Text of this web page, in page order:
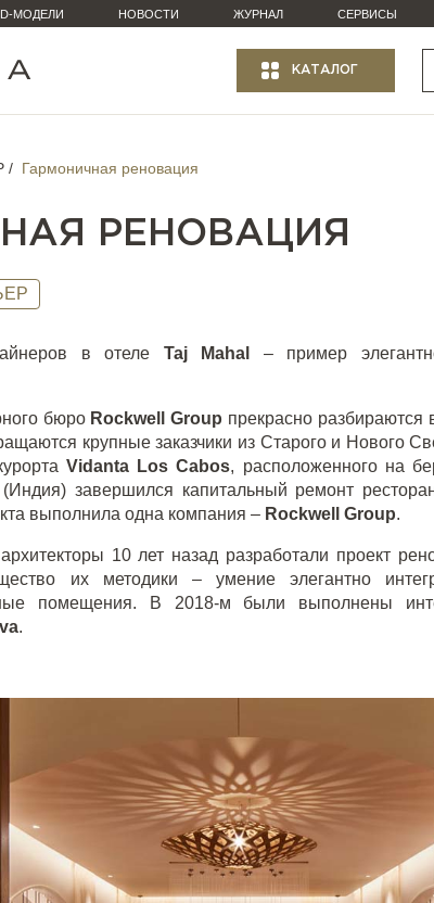
МОДЕЛИ НОВОСТИ ЖУРНАЛ СЕРВИСЫ
КАТАЛОГ
Гармоничная реновация
РЕНОВАЦИЯ
в отеле Taj Mahal
– пример
бюро Rockwell Group прекрасно разбираются
крупные заказчики из Старого и Нового
Vidanta Los Cabos, расположенного на
завершился капитальный ремонт
выполнила одна компания – Rockwell Group.
10 лет назад разработали проект
их методики – умение элегантно
помещения. В 2018-м были выполнены
.